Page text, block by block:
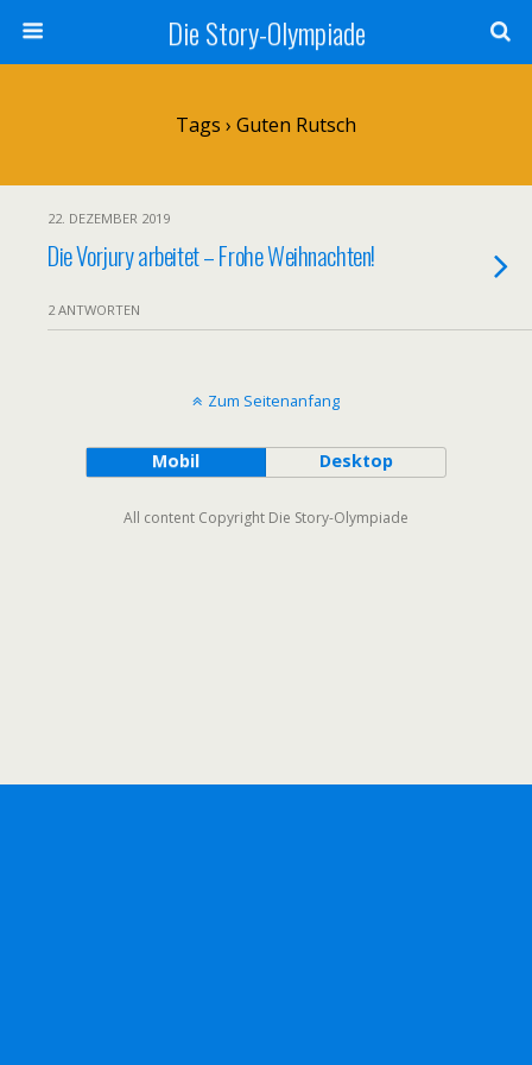
Die Story-Olympiade
Tags › Guten Rutsch
22. DEZEMBER 2019
Die Vorjury arbeitet – Frohe Weihnachten!
2 ANTWORTEN
Zum Seitenanfang
Mobil Desktop
All content Copyright Die Story-Olympiade